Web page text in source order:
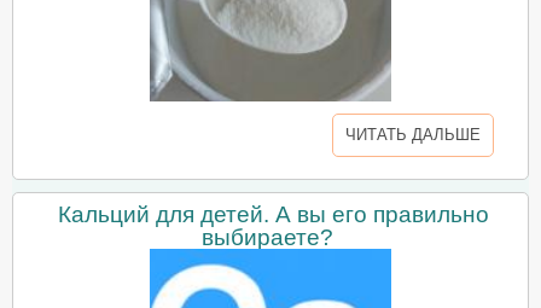
ЧИТАТЬ ДАЛЬШЕ
Кальций для детей. А вы его правильно
выбираете?